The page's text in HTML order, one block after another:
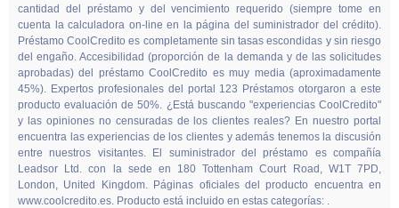
cantidad del préstamo y del vencimiento requerido (siempre tome en
cuenta la calculadora on-line en la página del suministrador del crédito).
Préstamo CoolCredito es completamente sin tasas escondidas y sin riesgo
del engaño. Accesibilidad (proporción de la demanda y de las solicitudes
aprobadas) del préstamo CoolCredito es muy media (aproximadamente
45%). Expertos profesionales del portal 123 Préstamos otorgaron a este
producto evaluación de 50%. ¿Está buscando "experiencias CoolCredito"
y las opiniones no censuradas de los clientes reales? En nuestro portal
encuentra las experiencias de los clientes y además tenemos la discusión
entre nuestros visitantes. El suministrador del préstamo es compañía
Leadsor Ltd. con la sede en 180 Tottenham Court Road, W1T 7PD,
London, United Kingdom. Páginas oficiales del producto encuentra en
www.coolcredito.es. Producto está incluido en estas categorías: .